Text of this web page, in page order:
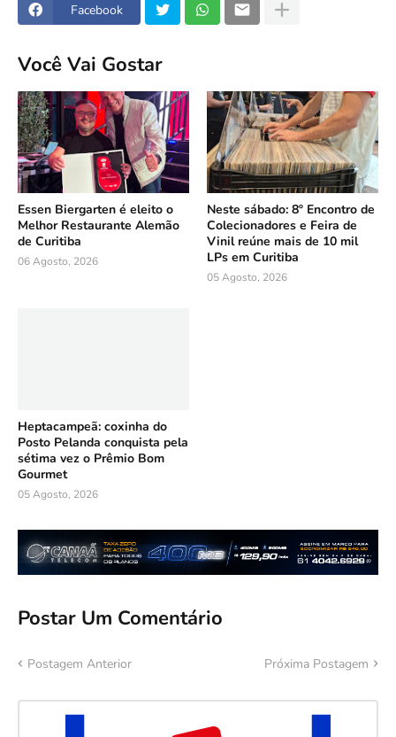
Facebook
Você Vai Gostar
Essen Biergarten é eleito o
Melhor Restaurante Alemão
de Curitiba
06 Agosto, 2026
Neste sábado: 8º Encontro de
Colecionadores e Feira de
Vinil reúne mais de 10 mil
LPs em Curitiba
05 Agosto, 2026
Heptacampeã: coxinha do
Posto Pelanda conquista pela
sétima vez o Prêmio Bom
Gourmet
05 Agosto, 2026
Postar Um Comentário
Postagem Anterior Próxima Postagem